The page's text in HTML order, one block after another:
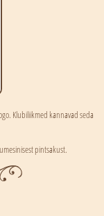
Klubiliikmed kannavad seda
pintsakust.